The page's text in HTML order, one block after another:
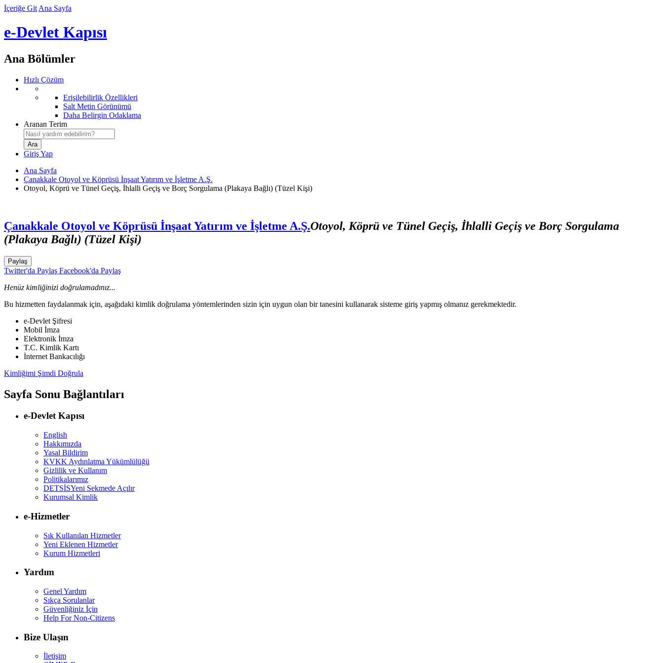
İçeriğe Git Ana Sayfa
e-Devlet Kapısı
Ana Bölümler
Hızlı Çözüm
Erişilebilirlik Özellikleri
Salt Metin Görünümü
Daha Belirgin Odaklama
Aranan Terim
Giriş Yap
Ana Sayfa
Çanakkale Otoyol ve Köprüsü İnşaat Yatırım ve İşletme A.Ş.
Otoyol, Köprü ve Tünel Geçiş, İhlalli Geçiş ve Borç Sorgulama (Plakaya Bağlı) (Tüzel Kişi)
Çanakkale Otoyol ve Köprüsü İnşaat Yatırım ve İşletme A.Ş.Otoyol, Köprü ve Tünel Geçiş, İhlalli Geçiş ve Borç Sorgulama
(Plakaya Bağlı) (Tüzel Kişi)
Paylaş
Twitter'da Paylaş Facebook'da Paylaş
Henüz kimliğinizi doğrulamadınız...
Bu hizmetten faydalanmak için, aşağıdaki kimlik doğrulama yöntemlerinden sizin için uygun olan bir tanesini kullanarak sisteme giriş yapmış olmanız gerekmektedir.
e-Devlet Şifresi
Mobil İmza
Elektronik İmza
T.C. Kimlik Kartı
İnternet Bankacılığı
Kimliğimi Şimdi Doğrula
Sayfa Sonu Bağlantıları
e-Devlet Kapısı
English
Hakkımızda
Yasal Bildirim
KVKK Aydınlatma Yükümlülüğü
Gizlilik ve Kullanım
Politikalarımız
DETSİSYeni Sekmede Açılır
Kurumsal Kimlik
e-Hizmetler
Sık Kullanılan Hizmetler
Yeni Eklenen Hizmetler
Kurum Hizmetleri
Yardım
Genel Yardım
Sıkça Sorulanlar
Güvenliğiniz İçin
Help For Non-Citizens
Bize Ulaşın
İletişim